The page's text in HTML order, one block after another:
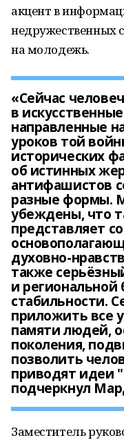
акцент в
недружественных
на молодежь.
«Сейчас
в
направленные
уроков той
исторических
об истинных
антифашистов
разные формы.
убеждены, что
представляет
духовно-
также
и региональной
стабильности.
приложить все
памяти людей,
поколения,
позволить
приводят идеи
подчеркнул
Заместитель